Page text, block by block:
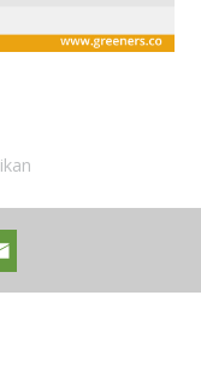
ikan